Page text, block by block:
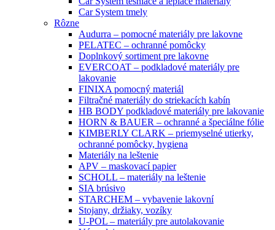
Car System tmely
Rôzne
Audurra – pomocné materiály pre lakovne
PELATEC – ochranné pomôcky
Doplnkový sortiment pre lakovne
EVERCOAT – podkladové materiály pre
lakovanie
FINIXA pomocný materiál
Filtračné materiály do striekacích kabín
HB BODY podkladové materiály pre lakovanie
HORN & BAUER – ochranné a špeciálne fólie
KIMBERLY CLARK – priemyselné utierky,
ochranné pomôcky, hygiena
Materiály na leštenie
APV – maskovací papier
SCHOLL – materiály na leštenie
SIA brúsivo
STARCHEM – vybavenie lakovní
Stojany, držiaky, vozíky
U-POL – materiály pre autolakovanie